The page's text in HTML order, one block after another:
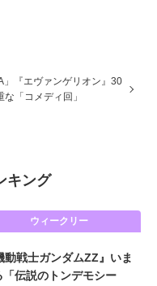
」『エヴァンゲリオン』30
「コメディ回」
キング
ウィークリー
動戦士ガンダムZZ』いま
伝説のトンデモシー